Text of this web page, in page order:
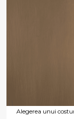
Alegerea unui